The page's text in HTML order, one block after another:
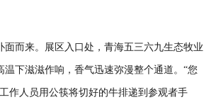
而来。展区入口处，青海五三六九生态牧业
下滋滋作响，香气迅速弥漫整个通道。“您
作人员用公筷将切好的牛排递到参观者手